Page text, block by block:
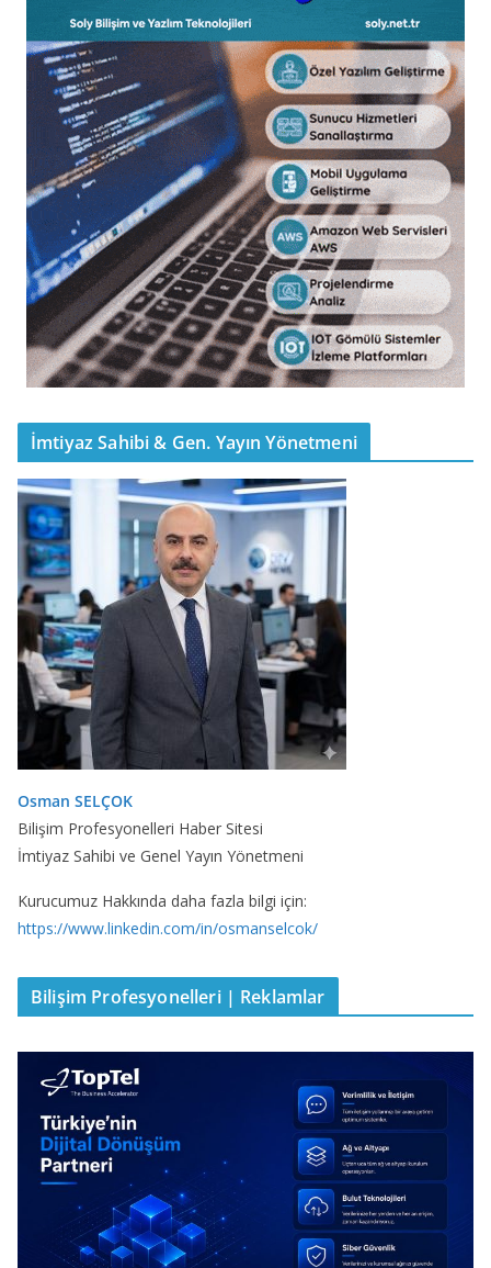
İmtiyaz Sahibi & Gen. Yayın Yönetmeni
Osman SELÇOK
Bilişim Profesyonelleri Haber Sitesi
İmtiyaz Sahibi ve Genel Yayın Yönetmeni
Kurucumuz Hakkında daha fazla bilgi için:
https://www.linkedin.com/in/osmanselcok/
Bilişim Profesyonelleri | Reklamlar